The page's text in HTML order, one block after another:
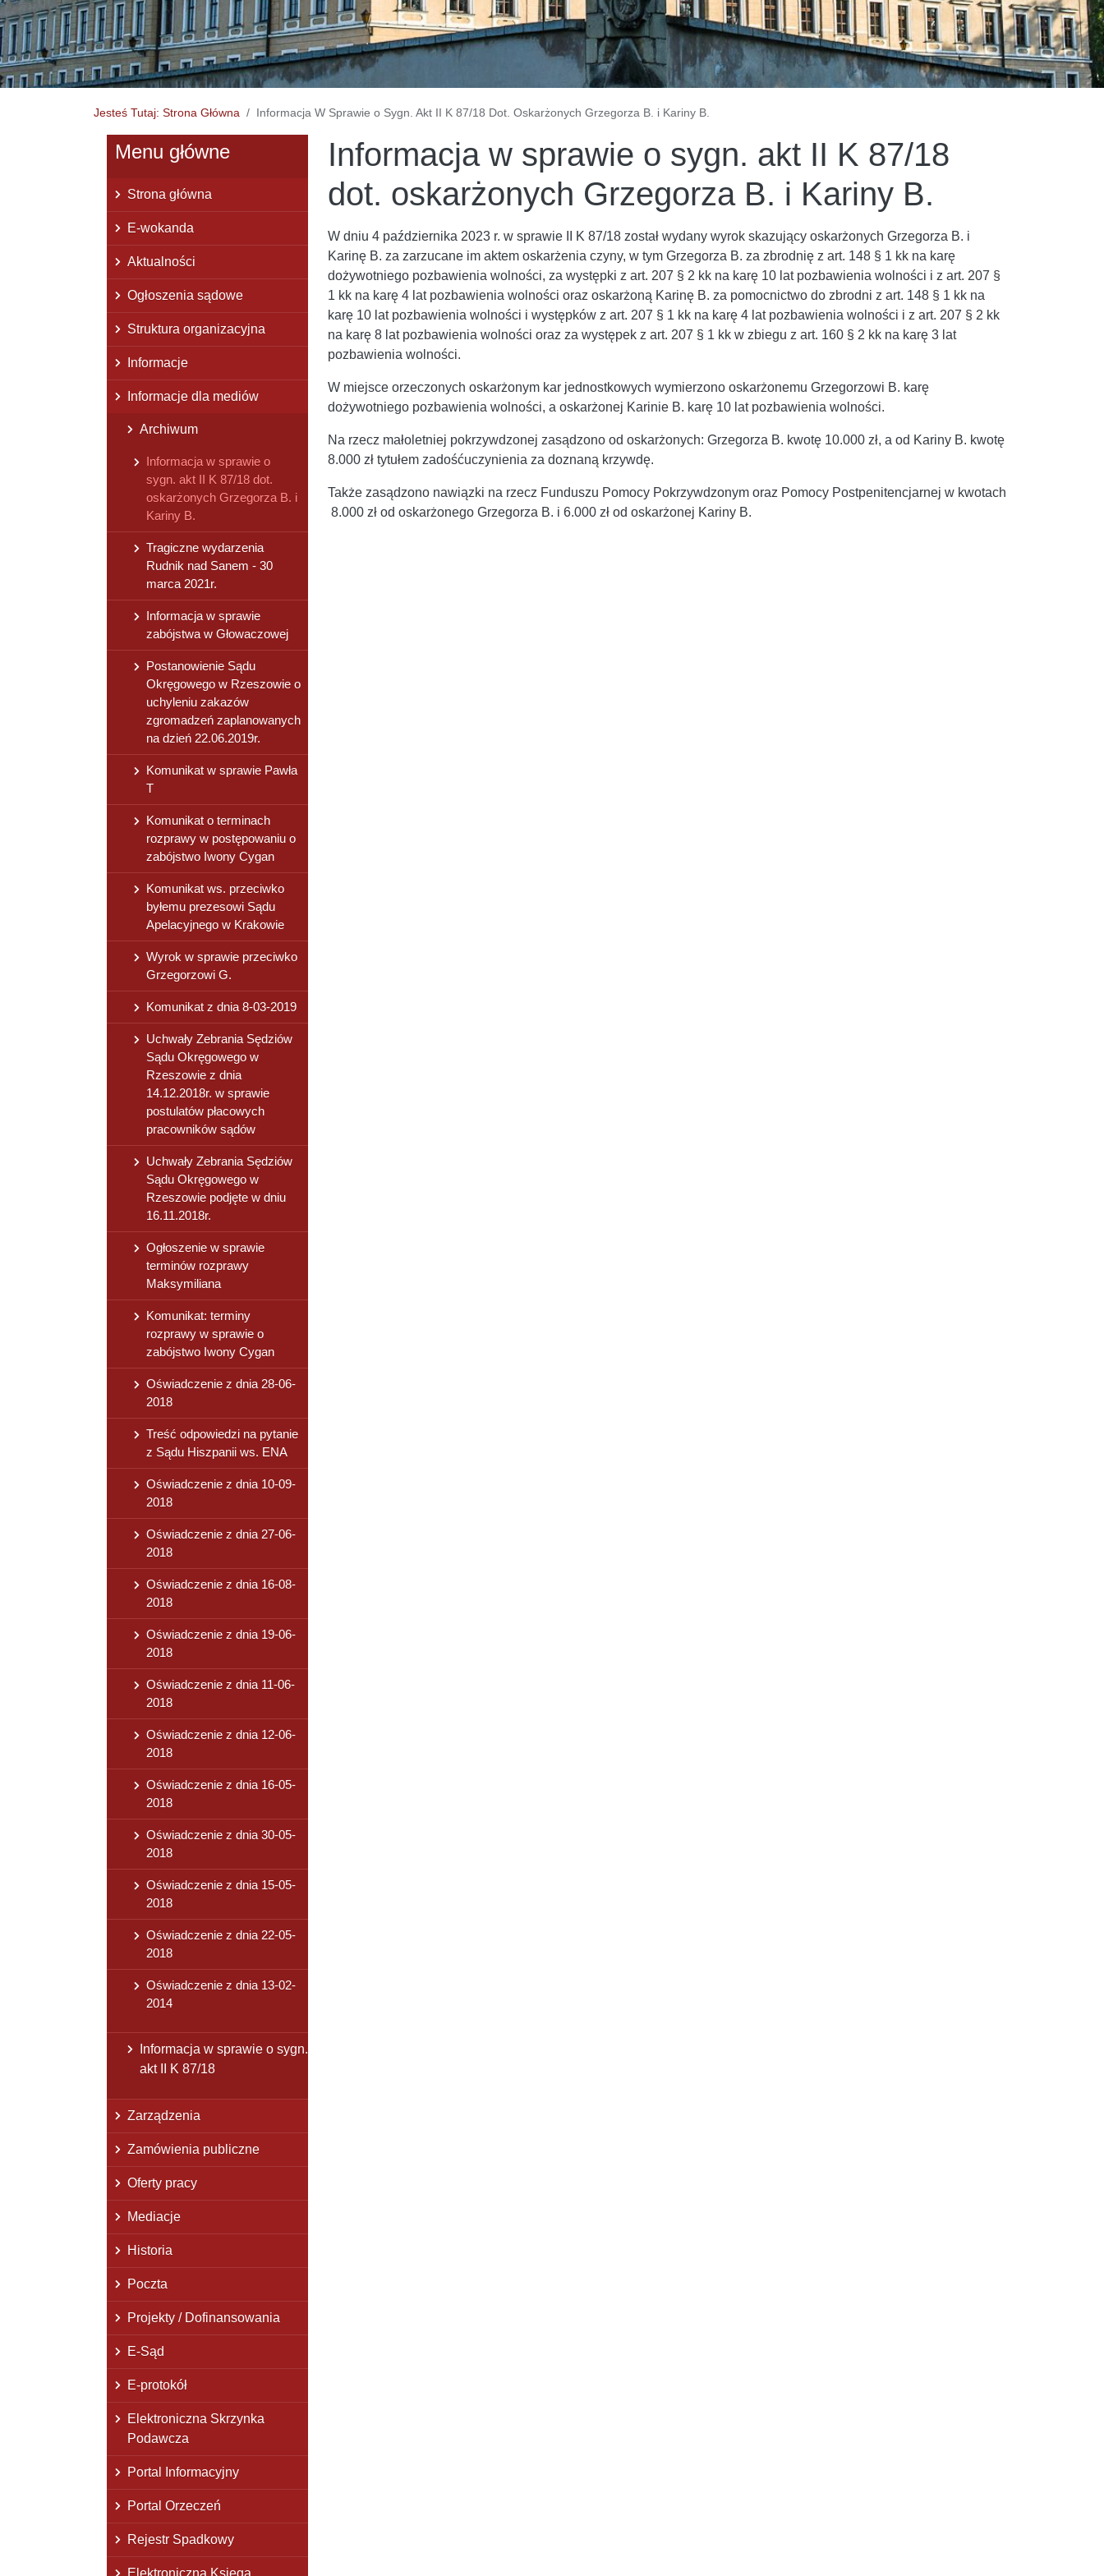
Jesteś Tutaj: Strona Główna Informacja W Sprawie o Sygn. Akt II K 87/18 Dot. Oskarżonych Grzegorza B. i Kariny B.
Informacja w sprawie o sygn. akt II K 87/18
dot. oskarżonych Grzegorza B. i Kariny B.
W dniu 4 października 2023 r. w sprawie II K 87/18 został wydany wyrok skazujący oskarżonych Grzegorza B. i
Karinę B. za zarzucane im aktem oskarżenia czyny, w tym Grzegorza B. za zbrodnię z art. 148 § 1 kk na karę
dożywotniego pozbawienia wolności, za występki z art. 207 § 2 kk na karę 10 lat pozbawienia wolności i z art. 207 §
1 kk na karę 4 lat pozbawienia wolności oraz oskarżoną Karinę B. za pomocnictwo do zbrodni z art. 148 § 1 kk na
karę 10 lat pozbawienia wolności i występków z art. 207 § 1 kk na karę 4 lat pozbawienia wolności i z art. 207 § 2 kk
na karę 8 lat pozbawienia wolności oraz za występek z art. 207 § 1 kk w zbiegu z art. 160 § 2 kk na karę 3 lat
pozbawienia wolności.
W miejsce orzeczonych oskarżonym kar jednostkowych wymierzono oskarżonemu Grzegorzowi B. karę
dożywotniego pozbawienia wolności, a oskarżonej Karinie B. karę 10 lat pozbawienia wolności.
Na rzecz małoletniej pokrzywdzonej zasądzono od oskarżonych: Grzegorza B. kwotę 10.000 zł, a od Kariny B. kwotę
8.000 zł tytułem zadośćuczynienia za doznaną krzywdę.
Także zasądzono nawiązki na rzecz Funduszu Pomocy Pokrzywdzonym oraz Pomocy Postpenitencjarnej w kwotach
8.000 zł od oskarżonego Grzegorza B. i 6.000 zł od oskarżonej Kariny B.
Menu główne
Strona główna
E-wokanda
Aktualności
Ogłoszenia sądowe
Struktura organizacyjna
Informacje
Informacje dla mediów
Archiwum
Informacja w sprawie o
sygn. akt II K 87/18 dot.
oskarżonych Grzegorza B. i
Kariny B.
Tragiczne wydarzenia
Rudnik nad Sanem - 30
marca 2021r.
Informacja w sprawie
zabójstwa w Głowaczowej
Postanowienie Sądu
Okręgowego w Rzeszowie o
uchyleniu zakazów
zgromadzeń zaplanowanych
na dzień 22.06.2019r.
Komunikat w sprawie Pawła
T
Komunikat o terminach
rozprawy w postępowaniu o
zabójstwo Iwony Cygan
Komunikat ws. przeciwko
byłemu prezesowi Sądu
Apelacyjnego w Krakowie
Wyrok w sprawie przeciwko
Grzegorzowi G.
Komunikat z dnia 8-03-2019
Uchwały Zebrania Sędziów
Sądu Okręgowego w
Rzeszowie z dnia
14.12.2018r. w sprawie
postulatów płacowych
pracowników sądów
Uchwały Zebrania Sędziów
Sądu Okręgowego w
Rzeszowie podjęte w dniu
16.11.2018r.
Ogłoszenie w sprawie
terminów rozprawy
Maksymiliana
Komunikat: terminy
rozprawy w sprawie o
zabójstwo Iwony Cygan
Oświadczenie z dnia 28-06-
2018
Treść odpowiedzi na pytanie
z Sądu Hiszpanii ws. ENA
Oświadczenie z dnia 10-09-
2018
Oświadczenie z dnia 27-06-
2018
Oświadczenie z dnia 16-08-
2018
Oświadczenie z dnia 19-06-
2018
Oświadczenie z dnia 11-06-
2018
Oświadczenie z dnia 12-06-
2018
Oświadczenie z dnia 16-05-
2018
Oświadczenie z dnia 30-05-
2018
Oświadczenie z dnia 15-05-
2018
Oświadczenie z dnia 22-05-
2018
Oświadczenie z dnia 13-02-
2014
Informacja w sprawie o sygn.
akt II K 87/18
Zarządzenia
Zamówienia publiczne
Oferty pracy
Mediacje
Historia
Poczta
Projekty / Dofinansowania
E-Sąd
E-protokół
Elektroniczna Skrzynka
Podawcza
Portal Informacyjny
Portal Orzeczeń
Rejestr Spadkowy